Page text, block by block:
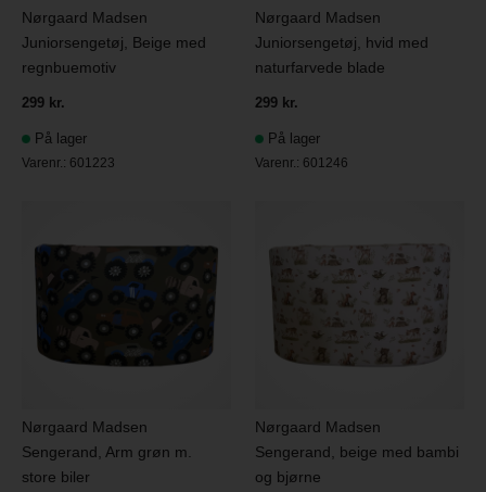
Nørgaard Madsen
Juniorsengetøj, Beige med
regnbuemotiv
299 kr.
På lager
Varenr.: 601223
Nørgaard Madsen
Juniorsengetøj, hvid med
naturfarvede blade
299 kr.
På lager
Varenr.: 601246
Nørgaard Madsen
Sengerand, Arm grøn m.
store biler
Nørgaard Madsen
Sengerand, beige med bambi
og bjørne